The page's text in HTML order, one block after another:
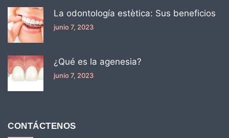
La odontología estètica: Sus beneficios
junio 7, 2023
¿Qué es la agenesia?
junio 7, 2023
CONTÁCTENOS